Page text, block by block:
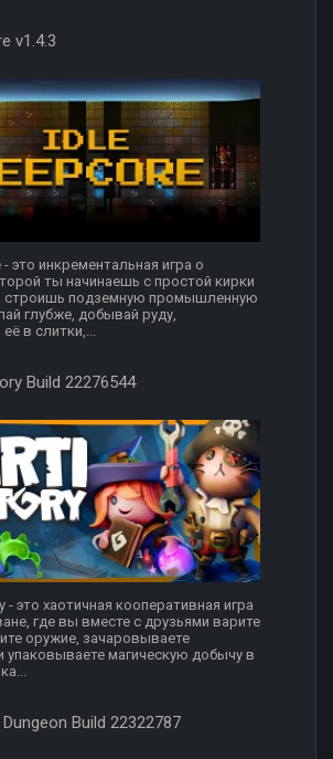
v1.4.3
это инкрементальная игра о
ты начинаешь с простой кирки
строишь подземную промышленную
глубже, добывай руду,
в слитки,...
Build 22276544
- это хаотичная кооперативная игра
где вы вместе с друзьями варите
оружие, зачаровываете
упаковываете магическую добычу в
Build 22322787